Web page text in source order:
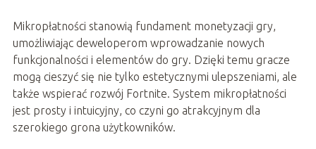
Mikropłatności stanowią fundament monetyzacji gry,
umożliwiając deweloperom wprowadzanie nowych
funkcjonalności i elementów do gry. Dzięki temu gracze
mogą cieszyć się nie tylko estetycznymi ulepszeniami, ale
także wspierać rozwój Fortnite. System mikropłatności
jest prosty i intuicyjny, co czyni go atrakcyjnym dla
szerokiego grona użytkowników.